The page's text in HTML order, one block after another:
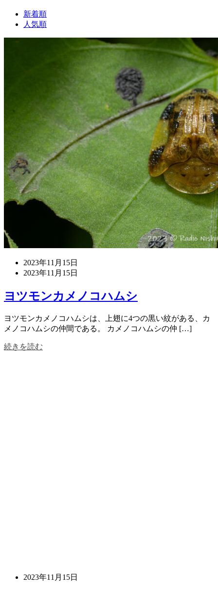
新着順
人気順
2023年11月15日
2023年11月15日
ヨツモンカメノコハムシ
ヨツモンカメノコハムシは、上翅に4つの黒い紋がある、カ
メノコハムシの仲間である。 カメノコハムシの仲 […]
続きを読む
2023年11月15日